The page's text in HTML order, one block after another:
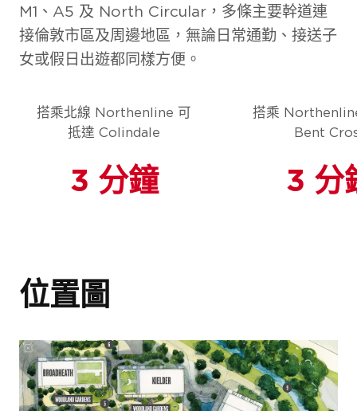
M1、A5 及 North Circular，多條主要幹道連
接倫敦市區及周邊地區，無論日常通勤、接送子
女或假日出遊都同樣方便。
搭乘北線 Northenline 可
抵達 Colindale
3 分鐘
搭乘
Bent
3 分
位置圖
室內設計
項目外觀